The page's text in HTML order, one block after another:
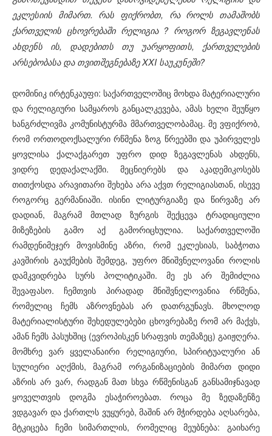
ეკლესიის მიმართ. რას ფიქრობთ, რა როლს თამაშობს
ქართველის ცხოვრებაში რელიგია ? როგორ ზეგავლენას
ახდენს ის, დადებითს თუ უარყოფითს, ქართველების
არსებობასა და თვითშეგნებაზე XXI საუკუნეში?
დომინიკ ირტენკაუფი: საქართველოშიც მოხდა მატერიალური
და რელიგიური სამყაროს განცალკევება, ამას ხელი შეუწყო
ხანგრძლივმა კომუნისტურმა მმართველობამაც. მე ვფიქრობ,
რომ ორთოდოქსალური რწმენა ზოგ წრეებში და უპირველეს
ყოვლისა ქალაქგარეთ უფრო დიდ ზეგავლენას ახდენს,
ვიდრე დედაქალაქში. მეცნიერებს და აკადემიკოსებს
თითქოსდა არავითარი შეხება არა აქვთ რელიგიასთან, ისევე
როგორც გერმანიაში. ისინი ლიტურგიაზე და წირვაზე არ
დადიან, მაგრამ მთლად ზურგის შექცევა ტრადიციული
მიზეზების გამო აქ გამორიცხულია. საქართველოში
რამდენიმეჯერ მოვისმინე აზრი, რომ ეკლესიას, საბჭოთა
კავშირის გაუქმების შემდეგ, უფრო მნიშვნელოვანი როლის
დამკვიდრება სურს პოლიტიკაში. მე ეს არ შემიძლია
შევაფასო. ჩემთვის პირადად მნიშვნელოვანია რწმენა,
რომელიც ჩემს აზროვნებას არ დათრგუნავს. მხოლოდ
მატერიალისტური შეხედულებები ცხოვრებაზე რომ არ მაქვს,
ამან ჩემს პასუხშიც (ევროპისკენ სრაფვის თემაზეც) გაიჟღერა.
მომხრე ვარ ყველანაირი რელიგიური, სპირიტუალური ან
სულიერი აღქმის, მაგრამ ორგანიზაციების მიმართ დიდი
აზრის არ ვარ, რადგან მათ სხვა რწმენისგან განსამიჯნავად
ყოველთვის დოგმა ესაჭიროებათ. როცა მე ზედაზენზე
ვდგავარ და ქართლს ვუყურებ, მაშინ არ მჭირდება აღსარება,
მტკიცება ჩემი სიმართლის, რომელიც მეუბნება: გაიხარე